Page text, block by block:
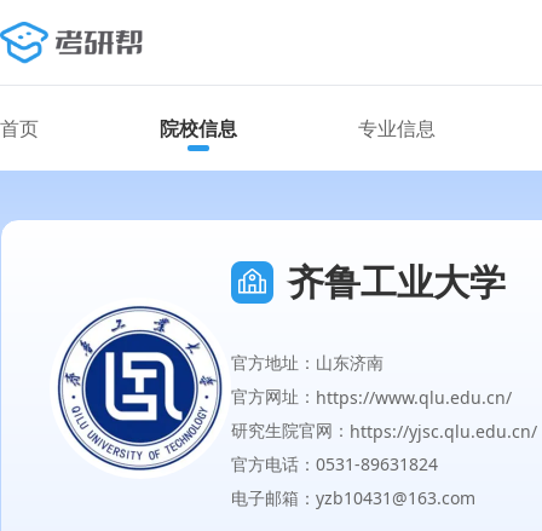
首页 院校信息 专业信息
齐鲁工业大学
官方地址：山东济南
官方网址： https://www.qlu.edu.cn/
研究生院官网： https://yjsc.qlu.edu.cn/
官方电话：0531-89631824
电子邮箱：yzb10431@163.com